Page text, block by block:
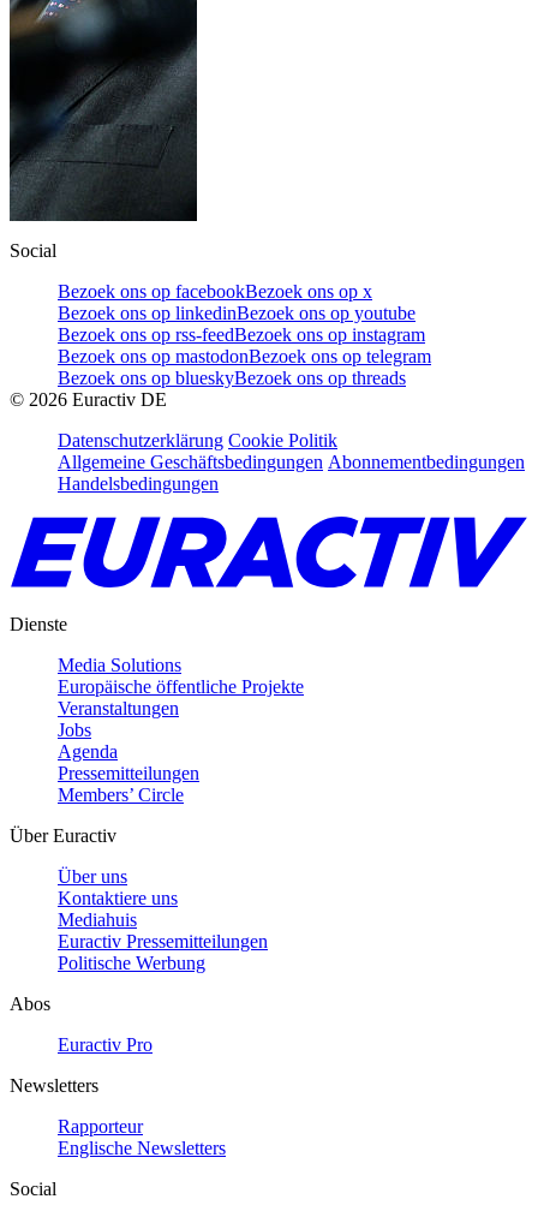
Social
Bezoek ons op facebookBezoek ons op x
Bezoek ons op linkedinBezoek ons op youtube
Bezoek ons op rss-feedBezoek ons op instagram
Bezoek ons op mastodonBezoek ons op telegram
Bezoek ons op blueskyBezoek ons op threads
© 2026 Euractiv DE
Datenschutzerklärung Cookie Politik
Allgemeine Geschäftsbedingungen Abonnementbedingungen
Handelsbedingungen
Dienste
Media Solutions
Europäische öffentliche Projekte
Veranstaltungen
Jobs
Agenda
Pressemitteilungen
Members’ Circle
Über Euractiv
Über uns
Kontaktiere uns
Mediahuis
Euractiv Pressemitteilungen
Politische Werbung
Abos
Euractiv Pro
Newsletters
Rapporteur
Englische Newsletters
Social